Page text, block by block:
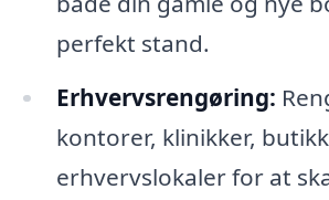
perfekt stand.
Erhvervsrengøring:
kontorer, klinikker,
erhvervslokaler for at